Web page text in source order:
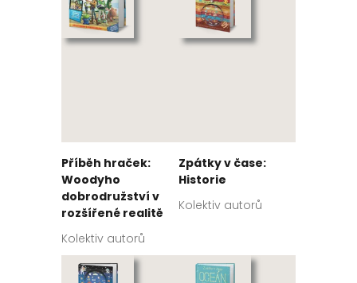
Příběh hraček:
Woodyho
dobrodružství v
rozšířené realitě
Kolektiv autorů
Zpátky v čase:
Historie
Kolektiv autorů